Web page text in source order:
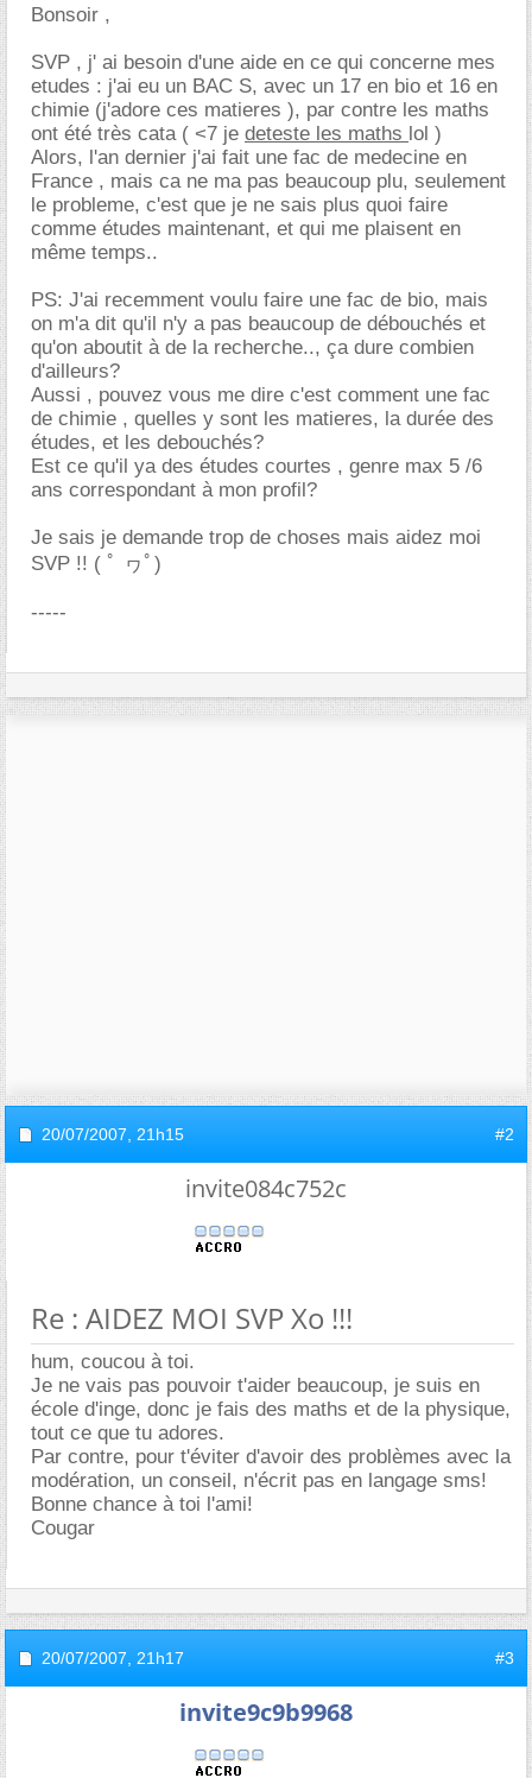
Bonsoir ,
SVP , j' ai besoin d'une aide en ce qui concerne mes
etudes : j'ai eu un BAC S, avec un 17 en bio et 16 en
chimie (j'adore ces matieres ), par contre les maths
ont été très cata ( <7 je deteste les maths lol )
Alors, l'an dernier j'ai fait une fac de medecine en
France , mais ca ne ma pas beaucoup plu, seulement
le probleme, c'est que je ne sais plus quoi faire
comme études maintenant, et qui me plaisent en
même temps..
PS: J'ai recemment voulu faire une fac de bio, mais
on m'a dit qu'il n'y a pas beaucoup de débouchés et
qu'on aboutit à de la recherche.., ça dure combien
d'ailleurs?
Aussi , pouvez vous me dire c'est comment une fac
de chimie , quelles y sont les matieres, la durée des
études, et les debouchés?
Est ce qu'il ya des études courtes , genre max 5 /6
ans correspondant à mon profil?
Je sais je demande trop de choses mais aidez moi
SVP !! ( ﾟ ヮﾟ)
-----
20/07/2007, 21h15 #2
invite084c752c
Re : AIDEZ MOI SVP Xo !!!
hum, coucou à toi.
Je ne vais pas pouvoir t'aider beaucoup, je suis en
école d'inge, donc je fais des maths et de la physique,
tout ce que tu adores.
Par contre, pour t'éviter d'avoir des problèmes avec la
modération, un conseil, n'écrit pas en langage sms!
Bonne chance à toi l'ami!
Cougar
20/07/2007, 21h17 #3
invite9c9b9968